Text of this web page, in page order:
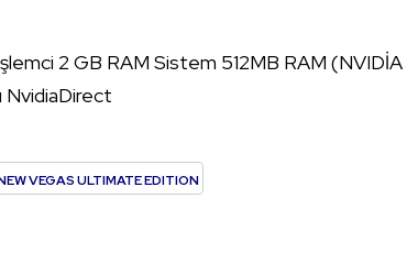
2 GB RAM Sistem 512MB RAM
NvidiaDirect
VEGAS ULTIMATE EDITION